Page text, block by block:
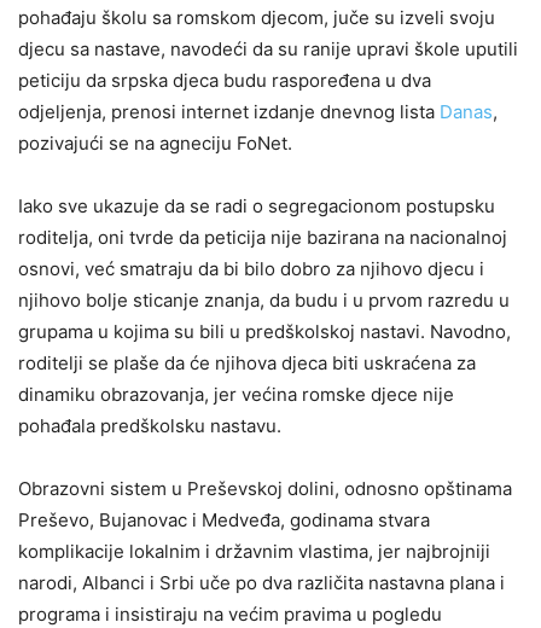
pohađaju školu sa romskom djecom, juče su izveli svoju
djecu sa nastave, navodeći da su ranije upravi škole uputili
peticiju da srpska djeca budu raspoređena u dva
odjeljenja, prenosi internet izdanje dnevnog lista Danas,
pozivajući se na agneciju FoNet.
Iako sve ukazuje da se radi o segregacionom postupsku
roditelja, oni tvrde da peticija nije bazirana na nacionalnoj
osnovi, već smatraju da bi bilo dobro za njihovo djecu i
njihovo bolje sticanje znanja, da budu i u prvom razredu u
grupama u kojima su bili u predškolskoj nastavi. Navodno,
roditelji se plaše da će njihova djeca biti uskraćena za
dinamiku obrazovanja, jer većina romske djece nije
pohađala predškolsku nastavu.
Obrazovni sistem u Preševskoj dolini, odnosno opštinama
Preševo, Bujanovac i Medveđa, godinama stvara
komplikacije lokalnim i državnim vlastima, jer najbrojniji
narodi, Albanci i Srbi uče po dva različita nastavna plana i
programa i insistiraju na većim pravima u pogledu